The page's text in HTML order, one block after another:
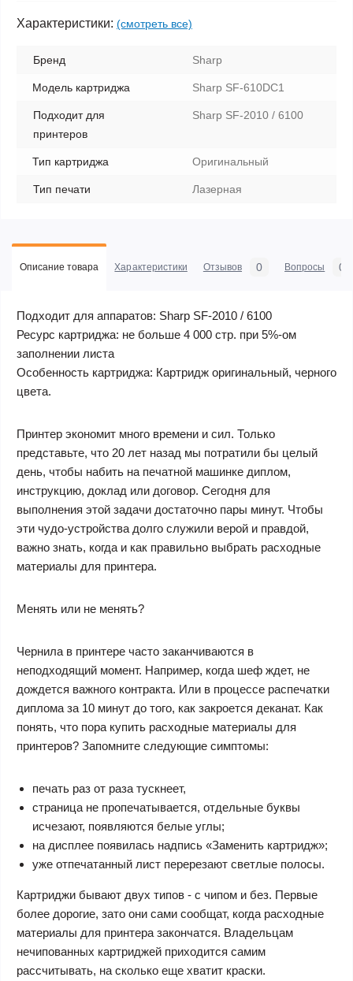
Характеристики: (смотреть все)
Бренд Sharp
Модель картриджа Sharp SF-610DC1
Подходит для
принтеров
Sharp SF-2010 / 6100
Тип картриджа Оригинальный
Тип печати Лазерная
Описание товара Характеристики Отзывов 0 Вопросы 0
Подходит для аппаратов: Sharp SF-2010 / 6100
Ресурс картриджа: не больше 4 000 стр. при 5%-ом
заполнении листа
Особенность картриджа: Картридж оригинальный, черного
цвета.
Принтер экономит много времени и сил. Только
представьте, что 20 лет назад мы потратили бы целый
день, чтобы набить на печатной машинке диплом,
инструкцию, доклад или договор. Сегодня для
выполнения этой задачи достаточно пары минут. Чтобы
эти чудо-устройства долго служили верой и правдой,
важно знать, когда и как правильно выбрать расходные
материалы для принтера.
Менять или не менять?
Чернила в принтере часто заканчиваются в
неподходящий момент. Например, когда шеф ждет, не
дождется важного контракта. Или в процессе распечатки
диплома за 10 минут до того, как закроется деканат. Как
понять, что пора купить расходные материалы для
принтеров? Запомните следующие симптомы:
печать раз от раза тускнеет,
страница не пропечатывается, отдельные буквы
исчезают, появляются белые углы;
на дисплее появилась надпись «Заменить картридж»;
уже отпечатанный лист перерезают светлые полосы.
Картриджи бывают двух типов - с чипом и без. Первые
более дорогие, зато они сами сообщат, когда расходные
материалы для принтера закончатся. Владельцам
нечипованных картриджей приходится самим
рассчитывать, на сколько еще хватит краски.